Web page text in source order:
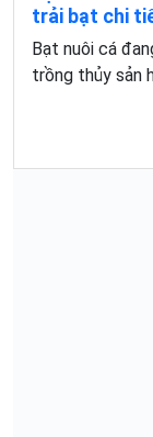
trải bạt chi
Bạt nuôi cá
trồng thủy sản